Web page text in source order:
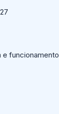
e funcionamento